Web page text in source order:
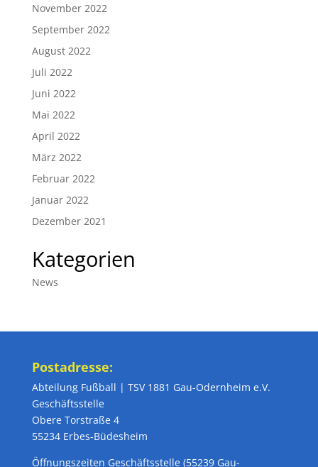
November 2022
September 2022
August 2022
Juli 2022
Juni 2022
Mai 2022
April 2022
März 2022
Februar 2022
Januar 2022
Dezember 2021
Kategorien
News
Postadresse:
Abteilung Fußball | TSV 1881 Gau-Odernheim e.V.
Geschäftsstelle
Obere Torstraße 4
55234 Erbes-Büdesheim
Öffnungszeiten Geschäftsstelle (55239 Gau-